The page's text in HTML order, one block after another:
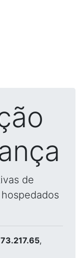
de
,